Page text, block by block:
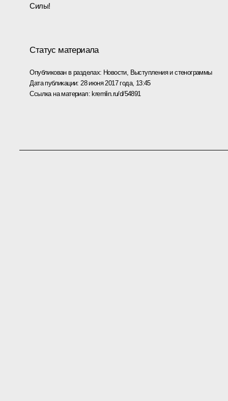
Силы!
Статус материала
Опубликован в разделах: Новости, Выступления и стенограммы
Дата публикации: 28 июня 2017 года, 13:45
Ссылка на материал: kremlin.ru/d/54891